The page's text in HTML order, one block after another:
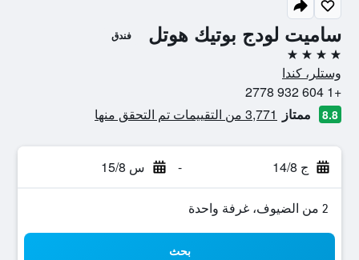
ساميت لودج بوتيك هوتل فندق
4 نجوم
وستلر، كندا
+1 604 932 2778
8.8 ممتاز 3,771 من التقييمات تم التحقق منها
ج 14/8 - س 15/8
2 من الضيوف، غرفة واحدة
بحث